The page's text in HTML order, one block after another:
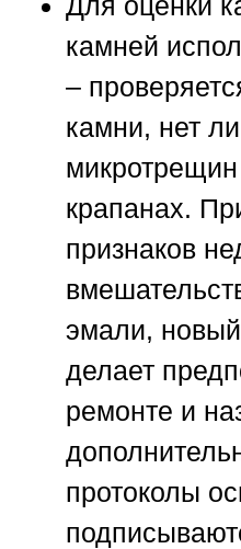
камней
–
камни, нет
крапанах.
признаков
эмали,
делает
ремонте и
протоколы